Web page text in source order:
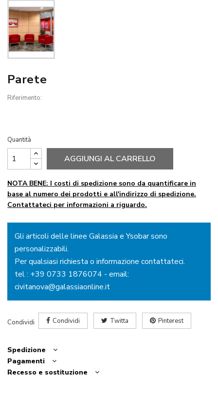
Parete
Riferimento:
Quantità
AGGIUNGI AL CARRELLO
NOTA BENE: I costi di spedizione sono da quantificare in
base al numero dei prodotti e all'indirizzo di spedizione.
Contattateci per informazioni a riguardo.
Gli articoli delle linee Galassia e Ysobar sono
personalizzabili.
Per qualsiasi richiesta o informazione contattateci.
tel : +39 0733 1876074 - email:
civitanova@galassiaonline.it
Condividi Condividi Twitta Pinterest
Spedizione
Pagamenti
Recesso e sostituzione